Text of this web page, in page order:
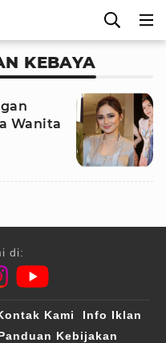
KEBAYA
Wanita
di:
Kami
Info Iklan
Kebijakan